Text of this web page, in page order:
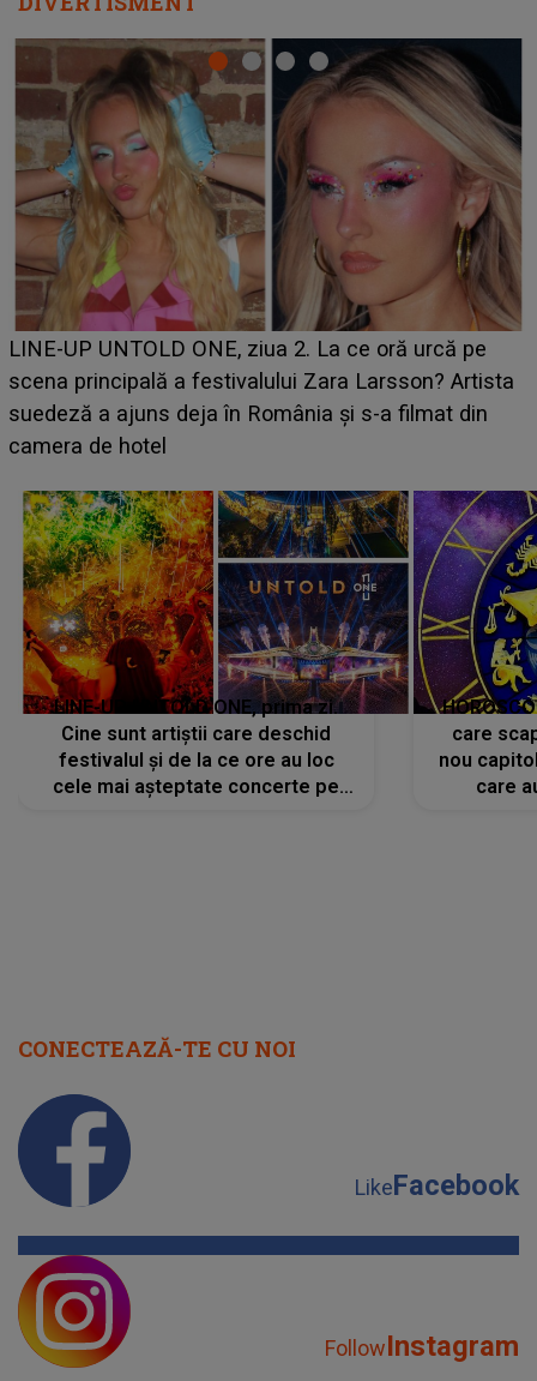
Ce a dezvăluit noua concurentă din "Casa Iubirii" l-a
luat prin surprindere pe Emanuel. CINE ESTE
BĂIATUL VIZAT de Alexandra?! Aflându-se în fața
faptului împlinit, A RECUNOSCUT IMEDIAT: "Am
LINE-UP UNTOLD ONE, prima zi.
Cine sunt artiștii care deschid
festivalul și de la ce ore au loc
cele mai așteptate concerte pe
care
nou
care
CONECTEAZĂ-TE CU NOI
LikeFacebook
FollowInstagram